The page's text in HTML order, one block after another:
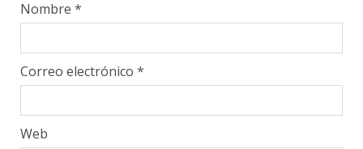
Nombre *
Correo electrónico *
Web